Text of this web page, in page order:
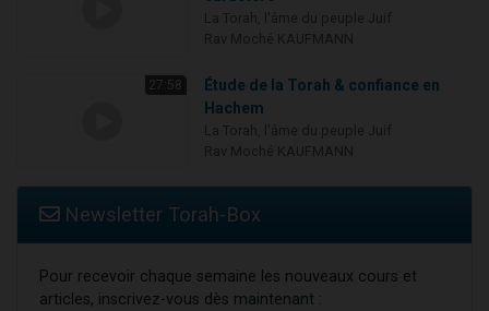
27:58
Étude de la Torah & confiance en
Hachem
Newsletter Torah-Box
Pour recevoir chaque semaine les nouveaux cours et
articles, inscrivez-vous dès maintenant :